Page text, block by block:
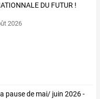
DU FUTUR !
2026
pause de mai/ juin 2026 -